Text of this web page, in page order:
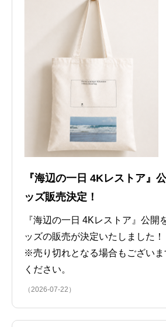
『海辺の一日 4Kレストア』
ッズ販売決定！
『海辺の一日 4Kレストア』公開
ッズの販売が決定いたしました！
※売り切れとなる場合もございま
ください。
（2026-07-22）